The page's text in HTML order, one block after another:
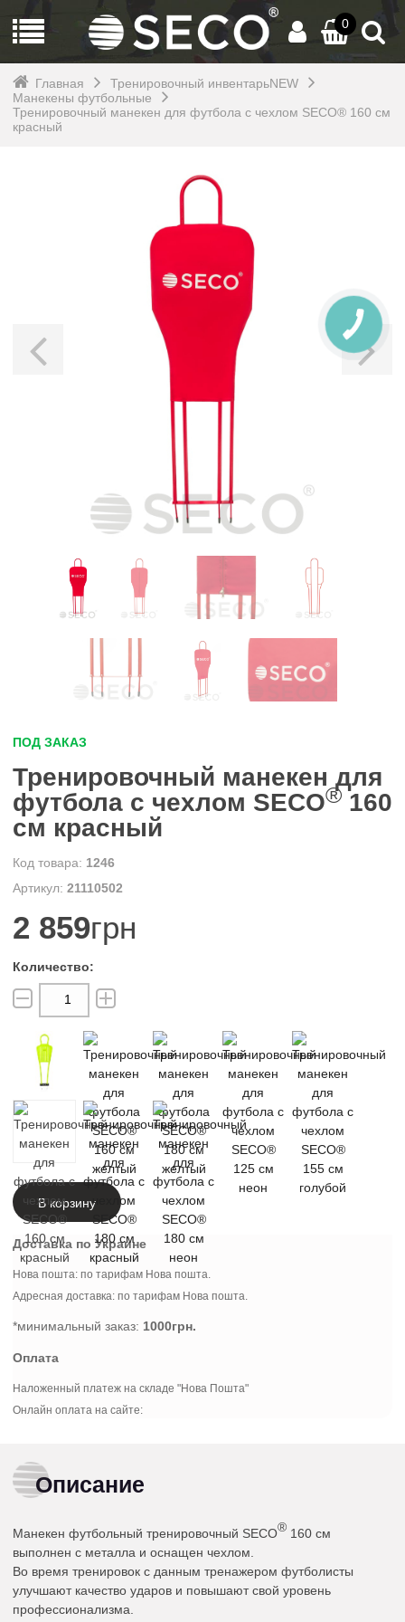
0
Главная
Тренировочный инвентарьNEW
Манекены футбольные
Тренировочный манекен для футбола с чехлом SECO® 160 см
красный
ПОД ЗАКАЗ
Тренировочный манекен для
футбола с чехлом SECO® 160
см красный
1246
21110502
2 859грн
В корзину
Доставка по Украине
Нова пошта: по тарифам Нова пошта.
Адресная доставка: по тарифам Нова пошта.
*минимальный заказ: 1000грн.
Оплата
Наложенный платеж на складе "Нова Пошта"
Онлайн оплата на сайте:
Описание
Манекен футбольный тренировочный SECO® 160 см
выполнен с металла и оснащен чехлом.
Во время тренировок с данным тренажером футболисты
улучшают качество ударов и повышают свой уровень
профессионализма.